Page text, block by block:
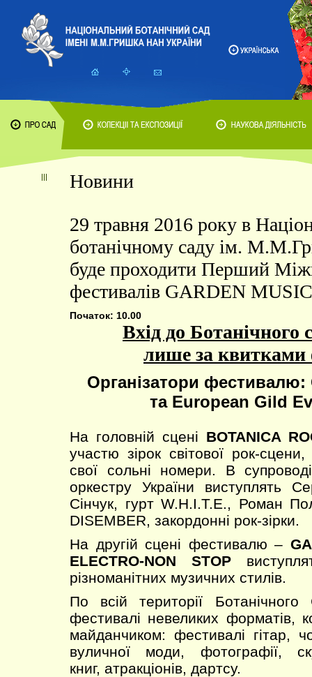
Новини
29 травня 2016 року в
ботанічному саду ім.
буде проходити Перший
фестивалів GARDEN MUSIC
Початок: 10.00
Вхід до Ботанічного
лише за квитками
Організатори фестивалю:
та European Gild
На головній сцені BOTANICA
участю зірок світової рок-
свої сольні номери. В
оркестру України виступлять
Сінчук, гурт W.H.I.T.E., Роман
DISEMBER, закордонні рок-зірки.
На другій сцені фестивалю –
ELECTRO-NON STOP
різноманітних музичних стилів.
По всій території
фестивалі невеликих форматів,
майданчиком: фестивалі гітар,
вуличної моди, фотографії,
книг, атракціонів, дартсу.